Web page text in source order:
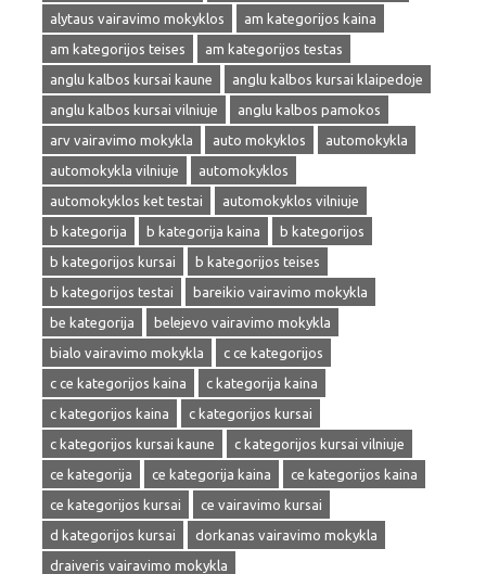
alytaus vairavimo mokyklos
am kategorijos kaina
am kategorijos teises
am kategorijos testas
anglu kalbos kursai kaune
anglu kalbos kursai klaipedoje
anglu kalbos kursai vilniuje
anglu kalbos pamokos
arv vairavimo mokykla
auto mokyklos
automokykla
automokykla vilniuje
automokyklos
automokyklos ket testai
automokyklos vilniuje
b kategorija
b kategorija kaina
b kategorijos
b kategorijos kursai
b kategorijos teises
b kategorijos testai
bareikio vairavimo mokykla
be kategorija
belejevo vairavimo mokykla
bialo vairavimo mokykla
c ce kategorijos
c ce kategorijos kaina
c kategorija kaina
c kategorijos kaina
c kategorijos kursai
c kategorijos kursai kaune
c kategorijos kursai vilniuje
ce kategorija
ce kategorija kaina
ce kategorijos kaina
ce kategorijos kursai
ce vairavimo kursai
d kategorijos kursai
dorkanas vairavimo mokykla
draiveris vairavimo mokykla